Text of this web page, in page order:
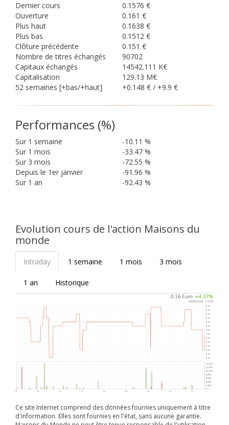
Dernier cours
0.1576 €
Ouverture
0.161 €
Plus haut
0.1638 €
Plus bas
0.1512 €
Clôture précédente
0.151 €
Nombre de titres échangés
90702
Capitaux échangés
14542.111 K€
Capitalisation
129.13 M€
52 semaines [+bas/+haut]
+0.148 € / +9.9 €
Performances (%)
Sur 1 semaine
-10.11 %
Sur 1 mois
-33.47 %
Sur 3 mois
-72.55 %
Depuis le 1er janvier
-91.96 %
Sur 1 an
-92.43 %
Evolution cours de l'action Maisons du
monde
Intraday 1 semaine 1 mois 3 mois
1 an Historique
Ce site Internet comprend des données fournies uniquement à titre
d'information. Elles sont fournies en l'état, sans aucune garantie.